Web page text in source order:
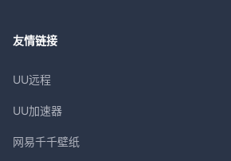
友情链接
UU远程
UU加速器
网易千千壁纸